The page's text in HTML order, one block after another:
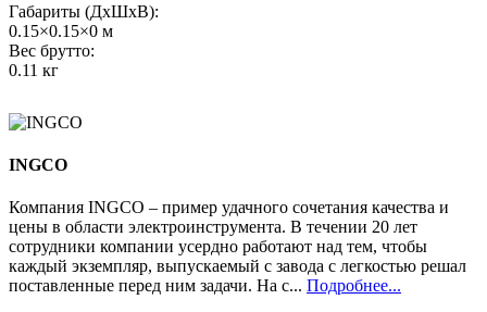
Габариты (ДхШхВ):
0.15×0.15×0 м
Вес брутто:
0.11 кг
INGCO
Компания INGCO – пример удачного сочетания качества и
цены в области электроинструмента. В течении 20 лет
сотрудники компании усердно работают над тем, чтобы
каждый экземпляр, выпускаемый с завода с легкостью решал
поставленные перед ним задачи. На с... Подробнее...